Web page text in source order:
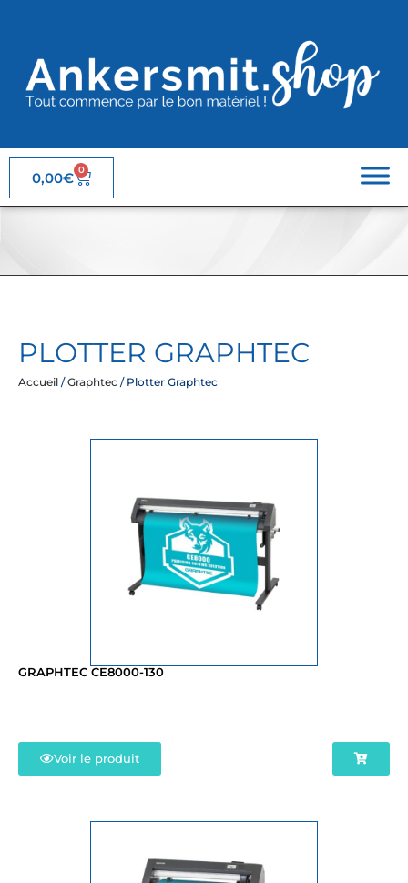
0,00€ 0
PLOTTER GRAPHTEC
Accueil /Graphtec / Plotter Graphtec
GRAPHTEC CE8000-130
Voir le produit